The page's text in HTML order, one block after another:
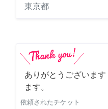
東京都
ありがとうございま
ます。
依頼されたチケット